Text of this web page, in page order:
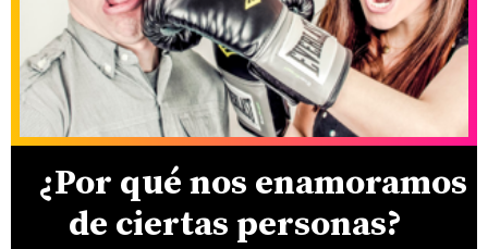
¿Por qué nos enamoramos
de ciertas personas?